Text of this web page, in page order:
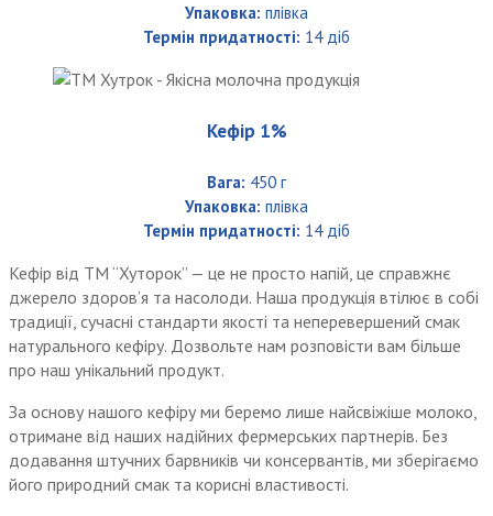
Упаковка: плівка
Термін придатності: 14 діб
Кефір 1%
Вага: 450 г
Упаковка: плівка
Термін придатності: 14 діб
Кефір від ТМ “Хуторок” — це не просто напій, це справжнє
джерело здоров’я та насолоди. Наша продукція втілює в собі
традиції, сучасні стандарти якості та неперевершений смак
натурального кефіру. Дозвольте нам розповісти вам більше
про наш унікальний продукт.
За основу нашого кефіру ми беремо лише найсвіжіше молоко,
отримане від наших надійних фермерських партнерів. Без
додавання штучних барвників чи консервантів, ми зберігаємо
його природний смак та корисні властивості.